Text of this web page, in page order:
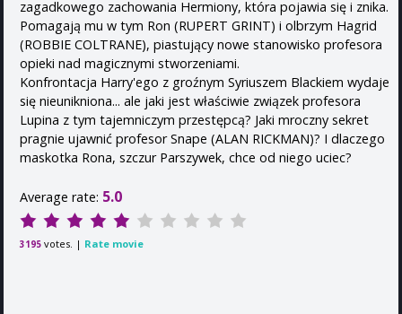
zagadkowego zachowania Hermiony, która pojawia się i znika.
Pomagają mu w tym Ron (RUPERT GRINT) i olbrzym Hagrid
(ROBBIE COLTRANE), piastujący nowe stanowisko profesora
opieki nad magicznymi stworzeniami.
Konfrontacja Harry'ego z groźnym Syriuszem Blackiem wydaje
się nieunikniona... ale jaki jest właściwie związek profesora
Lupina z tym tajemniczym przestępcą? Jaki mroczny sekret
pragnie ujawnić profesor Snape (ALAN RICKMAN)? I dlaczego
maskotka Rona, szczur Parszywek, chce od niego uciec?
Average rate: 5.0
3195 votes. | Rate movie